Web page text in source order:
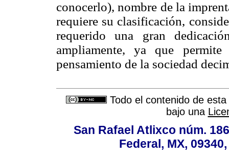
conocerlo), nombre de la
requiere su clasificación,
requerido una gran
ampliamente, ya que
pensamiento de la sociedad
Todo el contenido de
bajo una
San Rafael Atlixco núm.
Federal, MX,